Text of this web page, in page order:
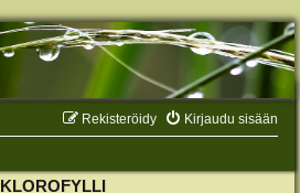
Kirjaudu sisään
Rekisteröidy
KLOROFYLLI